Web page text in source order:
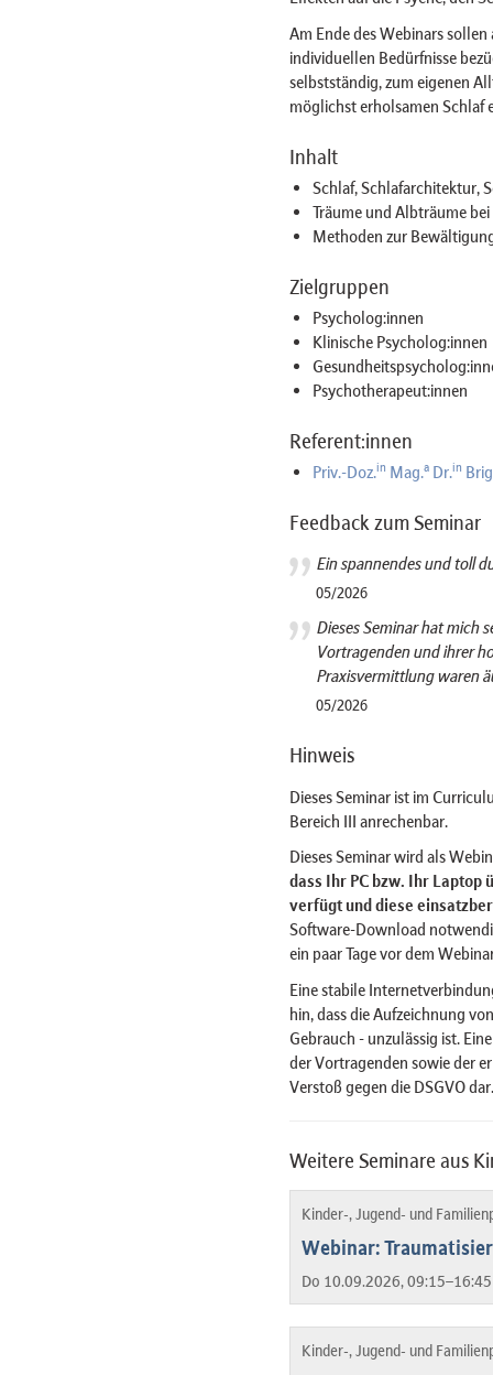
Am Ende des Webinars
individuellen Bedürfnisse
selbstständig, zum eigenen
möglichst erholsamen Schlaf
Inhalt
Schlaf, Schlafarchitektur,
Träume und Albträume
Methoden zur
Zielgruppen
Psycholog:innen
Klinische Psycholog:innen
Psychotherapeut:innen
Referent:innen
Priv.-Doz. in Mag. aDr. in
Feedback zum Seminar
Ein spannendes und toll
05/2026
Dieses Seminar hat mich
Vortragenden und ihrer
Praxisvermittlung waren
05/2026
Hinweis
Dieses Seminar ist im
Bereich III anrechenbar.
Dieses Seminar wird als
dass Ihr PC bzw. Ihr
verfügt und diese
Software-Download
ein paar Tage vor dem
Eine stabile
hin, dass die Aufzeichnung
Gebrauch - unzulässig ist.
der Vortragenden sowie der
Verstoß gegen die DSGVO dar.
Weitere Seminare aus
Kinder-, Jugend- und
Webinar:
Do 10.09.2026,
Kinder-, Jugend- und